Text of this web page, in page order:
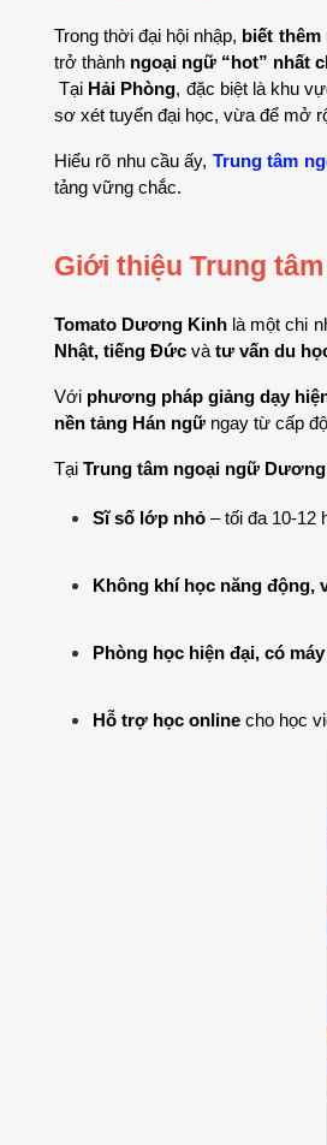
Trong thời đại hội nhập, biết
trở thành ngoại ngữ “hot” nhất
Tại Hải Phòng, đặc biệt là khu
sơ xét tuyển đại học, vừa để mở
Hiểu rõ nhu cầu ấy, Trung tâm
tảng vững chắc.
Giới thiệu Trung
Tomato Dương Kinh là một chi
Nhật, tiếng Đức và tư vấn du
Với phương pháp giảng dạy
nền tảng Hán ngữ ngay từ cấp
Tại Trung tâm ngoại ngữ
Sĩ số lớp nhỏ – tối đa 10-12
Không khí học năng động,
Phòng học hiện đại, có
Hỗ trợ học online cho học